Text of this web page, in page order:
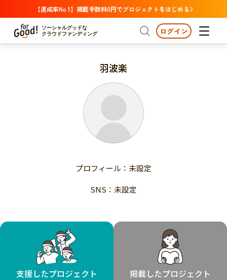
【達成率No.1】掲載手数料0円でプロジェクトをはじめる
ソーシャルグッドな
クラウドファンディング
プロジェクトからさがす 注目
支援金額が多い
支援人数が多い
終了日が近い
国際協力
子ども・教育
フード・農業
文化
環境・エシカル
人権・マイノリティ
社会貢献
支援金額が多い
終了日が近い
カテゴリーからさがす
医療・福祉
子ども・教育
人権・マイノリティ
北海道 青森 岩手 宮城
秋田
福島
茨城 栃木 群馬
千葉
ログイン
羽波楽
プロフィール：未設定
SNS：未設定
支援したプロジェクト 掲載したプロジェクト